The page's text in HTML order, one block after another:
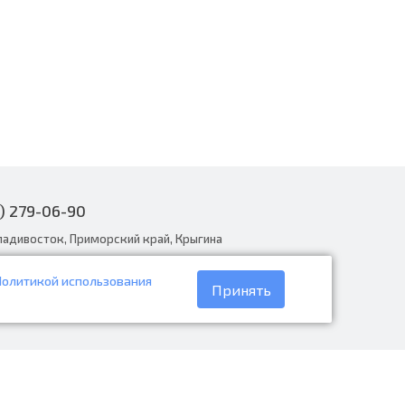
использования
Принять
279-06-90
Приморский край, Крыгина